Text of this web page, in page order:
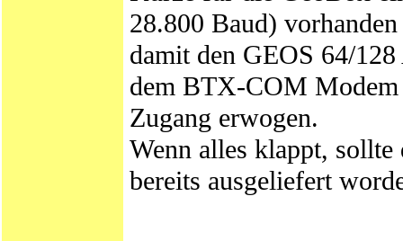
28.800 Baud)
damit den GEOS 64/
dem BTX-COM
Zugang erwogen.
Wenn alles klappt, sollte
bereits ausgeliefert